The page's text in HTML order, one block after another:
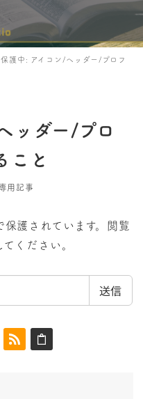
保護中: アイコン/ヘッダー/プロフ
ッダー/プロ
こと
用記事
護されています。閲覧
ください。